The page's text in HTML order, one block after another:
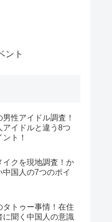
ント
男性アイドル調査！
アイドルと違う8つ
ト！
イクを現地調査！か
中国人の7つのポイ
タトゥー事情！在住
に聞く中国人の意識